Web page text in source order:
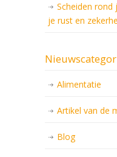
Scheiden rond
je rust en
Alimentatie
Artikel van de
Blog